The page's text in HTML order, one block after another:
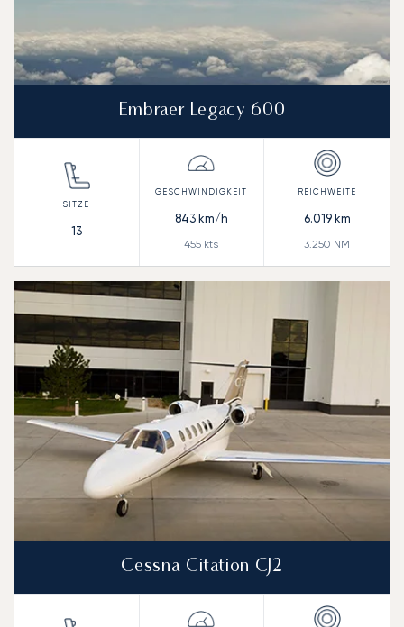
Embraer Legacy 600
13
843km/h
455 kts
6.019km
3.250 NM
Cessna Citation CJ2